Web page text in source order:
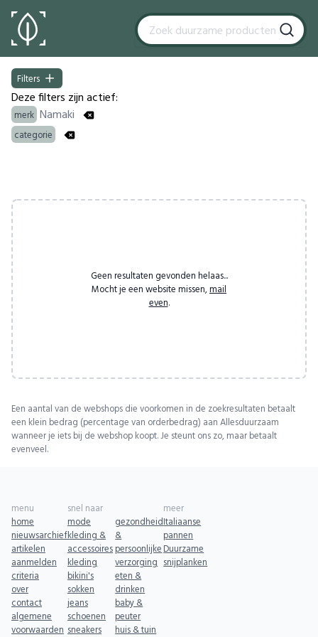
Filters
Filters
Deze filters zijn actief:
merk Namaki
categorie
Geen resultaten gevonden helaas...
Mocht je een website missen, mail
even.
Een aantal van de webshops die voorkomen in de zoekresultaten betaalt
een klein bedrag (percentage van orderbedrag) aan Allesduurzaam
wanneer je iets bij de webshop koopt. Je steunt ons zo, maar betaalt
evenveel.
menu
home
nieuwsarchief
artikelen
aanmelden
criteria
over
contact
algemene
voorwaarden
snel naar
mode
kleding &
accessoires
kleding
bikini's
sokken
jeans
schoenen
sneakers
gezondheid
&
persoonlijke
verzorging
eten &
drinken
baby &
peuter
huis & tuin
meer
Italiaanse
pannen
Duurzame
snijplanken